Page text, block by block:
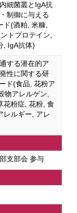
細菌叢とIgA抗
制御に与える
ド(酒粕, 米糠,
トプロテイン,
, IgA抗体)
する潜在的ア
性に関する研
ド(食品, 花粉ア
物アレルゲン,
花粉症, 花粉, 食
レルギー, アレ
支部会 参与